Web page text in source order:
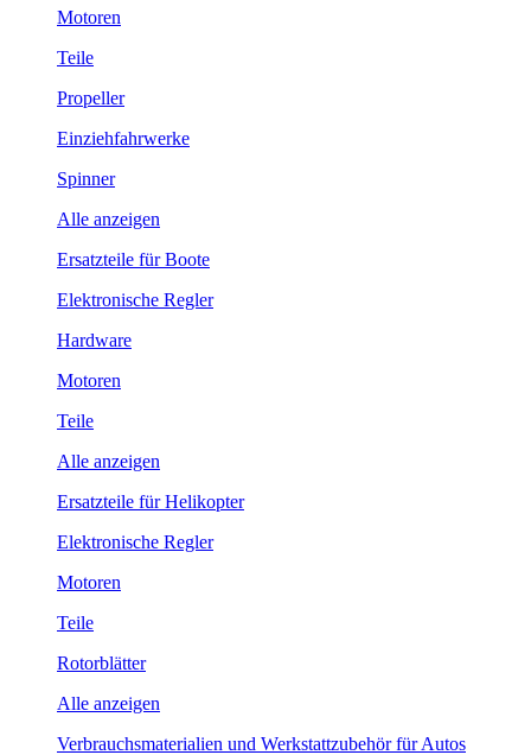
Motoren
Teile
Propeller
Einziehfahrwerke
Spinner
Alle anzeigen
Ersatzteile für Boote
Elektronische Regler
Hardware
Motoren
Teile
Alle anzeigen
Ersatzteile für Helikopter
Elektronische Regler
Motoren
Teile
Rotorblätter
Alle anzeigen
Verbrauchsmaterialien und Werkstattzubehör für Autos